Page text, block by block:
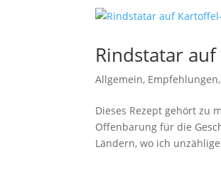
Rindstatar
Allgemein, Empfehlungen
Dieses Rezept gehört zu
Offenbarung für die
Ländern, wo ich